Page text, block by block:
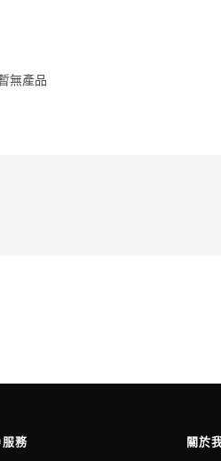
無產品
務 關於